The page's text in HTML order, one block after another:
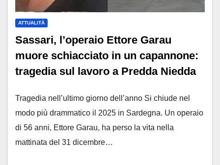
ATTUALITÀ
Sassari, l’operaio Ettore Garau
muore schiacciato in un capannone:
tragedia sul lavoro a Predda Niedda
Tragedia nell’ultimo giorno dell’anno Si chiude nel
modo più drammatico il 2025 in Sardegna. Un operaio
di 56 anni, Ettore Garau, ha perso la vita nella
mattinata del 31 dicembre…